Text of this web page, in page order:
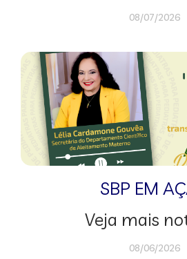
08/07/2026
SBP EM
Veja mais
08/06/2026